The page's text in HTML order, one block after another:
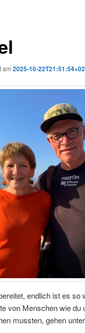
am 2025-10-
endlich ist es so
von Menschen wie
mussten, gehen